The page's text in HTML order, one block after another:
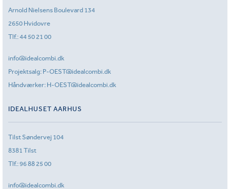
Arnold Nielsens Boulevard 134
2650 Hvidovre
Tlf.:44 50 21 00
info@idealcombi.dk
Projektsalg: P-OEST@idealcombi.dk
Håndværker: H-OEST@idealcombi.dk
IDEALHUSET AARHUS
Tilst Søndervej 104
8381 Tilst
Tlf.:96 88 25 00
info@idealcombi.dk